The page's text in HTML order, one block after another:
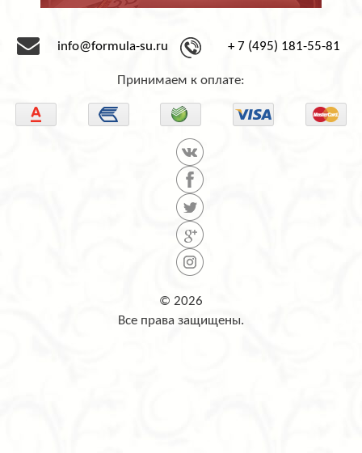
info@formula-su.ru + 7 (495) 181-55-81
Принимаем к оплате:
© 2026
Все права защищены.